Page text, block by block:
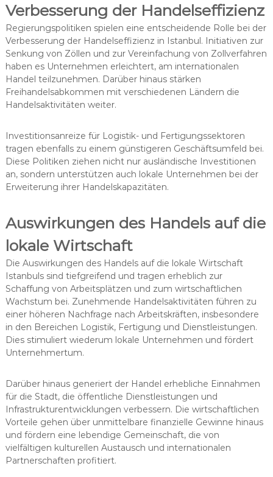
Verbesserung der Handelseffizienz
Regierungspolitiken spielen eine entscheidende Rolle bei der
Verbesserung der Handelseffizienz in Istanbul. Initiativen zur
Senkung von Zöllen und zur Vereinfachung von Zollverfahren
haben es Unternehmen erleichtert, am internationalen
Handel teilzunehmen. Darüber hinaus stärken
Freihandelsabkommen mit verschiedenen Ländern die
Handelsaktivitäten weiter.
Investitionsanreize für Logistik- und Fertigungssektoren
tragen ebenfalls zu einem günstigeren Geschäftsumfeld bei.
Diese Politiken ziehen nicht nur ausländische Investitionen
an, sondern unterstützen auch lokale Unternehmen bei der
Erweiterung ihrer Handelskapazitäten.
Auswirkungen des Handels auf die
lokale Wirtschaft
Die Auswirkungen des Handels auf die lokale Wirtschaft
Istanbuls sind tiefgreifend und tragen erheblich zur
Schaffung von Arbeitsplätzen und zum wirtschaftlichen
Wachstum bei. Zunehmende Handelsaktivitäten führen zu
einer höheren Nachfrage nach Arbeitskräften, insbesondere
in den Bereichen Logistik, Fertigung und Dienstleistungen.
Dies stimuliert wiederum lokale Unternehmen und fördert
Unternehmertum.
Darüber hinaus generiert der Handel erhebliche Einnahmen
für die Stadt, die öffentliche Dienstleistungen und
Infrastrukturentwicklungen verbessern. Die wirtschaftlichen
Vorteile gehen über unmittelbare finanzielle Gewinne hinaus
und fördern eine lebendige Gemeinschaft, die von
vielfältigen kulturellen Austausch und internationalen
Partnerschaften profitiert.